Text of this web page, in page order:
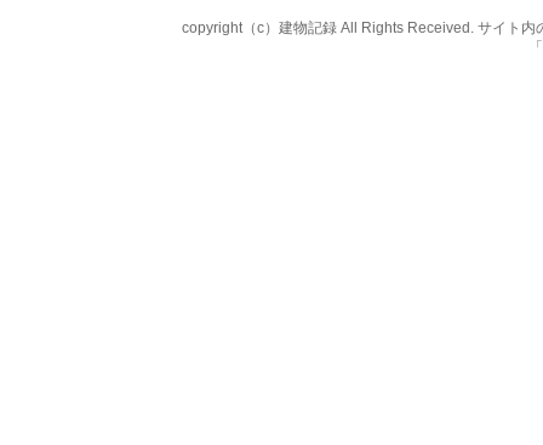
copyright（c）建物記録 All Rights Received. サイト